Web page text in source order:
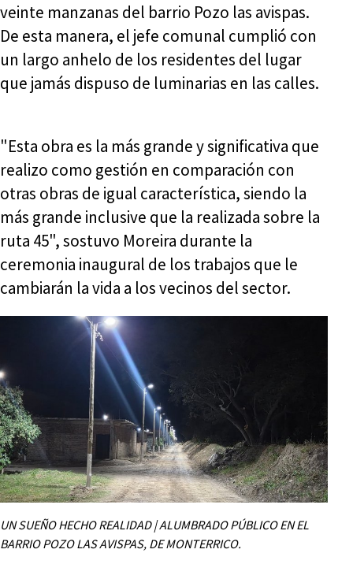
veinte manzanas del barrio Pozo las avispas.
De esta manera, el jefe comunal cumplió con
un largo anhelo de los residentes del lugar
que jamás dispuso de luminarias en las calles.
"Esta obra es la más grande y significativa que
realizo como gestión en comparación con
otras obras de igual característica, siendo la
más grande inclusive que la realizada sobre la
ruta 45", sostuvo Moreira durante la
ceremonia inaugural de los trabajos que le
cambiarán la vida a los vecinos del sector.
UN SUEÑO HECHO REALIDAD | ALUMBRADO PÚBLICO EN EL
BARRIO POZO LAS AVISPAS, DE MONTERRICO.